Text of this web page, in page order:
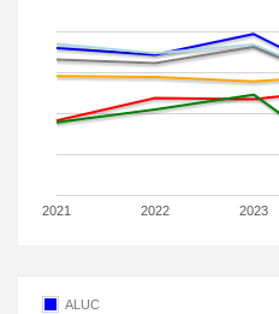
2021 2022 2023
ALUC